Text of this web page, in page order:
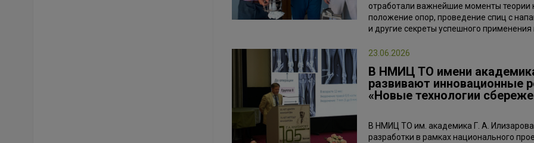
отработали важнейшие моменты
положение опор, проведение спиц с
и другие секреты успешного применения
23.06.2026
В НМИЦ ТО имени
развивают инновационные
«Новые технологии
В НМИЦ ТО им. академика Г. А.
разработки в рамках национального